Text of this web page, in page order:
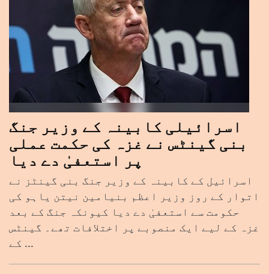
اسرائیلی کابینہ کے وزیر جنگ
بنی گینٹس نے غزہ کی حکمت عملی
پر استعفیٰ دے دیا
اسرائیل کے کابینہ کے وزیر جنگ بنی گینٹز نے
اتوار کے روز وزیر اعظم بنیامین نیتن یاہو کی
حکومت سے استعفیٰ دے دیا کیونکہ جنگ کے بعد
غزہ کے لیے ایک منصوبے پر اختلافات تھے۔ گینٹس
کے ...